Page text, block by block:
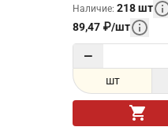
Наличие: 218шт
89,47 ₽/шт
−
шт